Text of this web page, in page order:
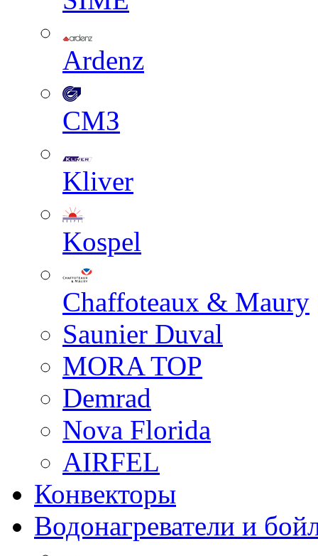
Ardenz
СМЗ
Kliver
Kospel
Chaffoteaux & Maury
Saunier Duval
MORA TOP
Demrad
Nova Florida
AIRFEL
Конвекторы
Водонагреватели и